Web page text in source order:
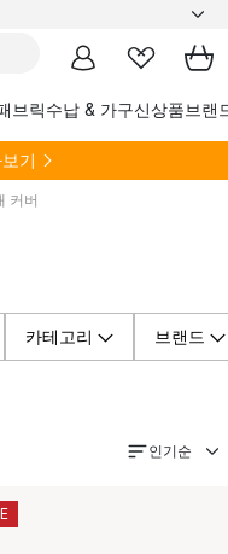
브릭수납 & 가구신상품브랜
기
커버
카테고리 브랜드
인기순